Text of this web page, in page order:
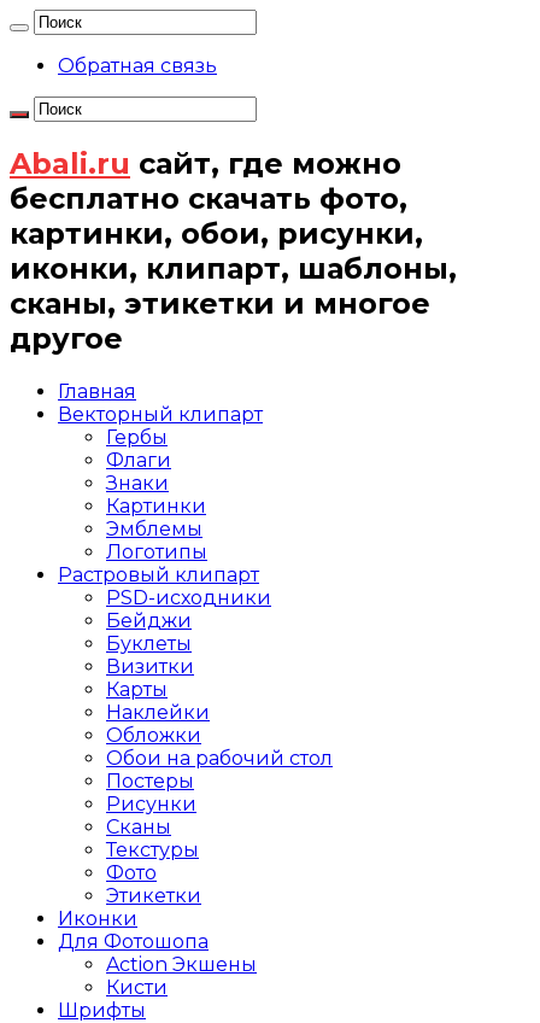
Обратная связь
Abali.ru сайт, где можно
бесплатно скачать фото,
картинки, обои, рисунки,
иконки, клипарт, шаблоны,
сканы, этикетки и многое
другое
Главная
Векторный клипарт
Гербы
Флаги
Знаки
Картинки
Эмблемы
Логотипы
Растровый клипарт
PSD-исходники
Бейджи
Буклеты
Визитки
Карты
Наклейки
Обложки
Обои на рабочий стол
Постеры
Рисунки
Сканы
Текстуры
Фото
Этикетки
Иконки
Для Фотошопа
Action Экшены
Кисти
Шрифты